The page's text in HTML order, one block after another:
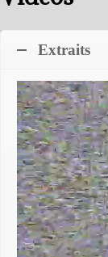
Extraits